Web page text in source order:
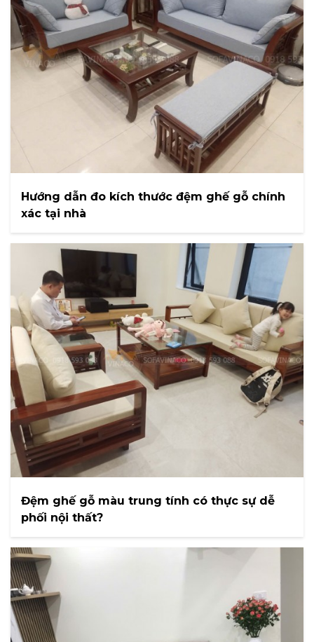
Hướng dẫn đo kích thước đệm ghế gỗ chính
xác tại nhà
Đệm ghế gỗ màu trung tính có thực sự dễ
phối nội thất?